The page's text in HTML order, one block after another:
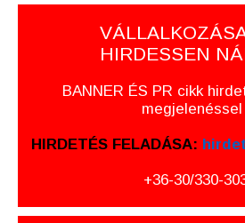
HIRDESSEN
BANNER ÉS PR cikk
megjelenéssel
HIRDETÉS FELADÁSA:
+36-30/330-